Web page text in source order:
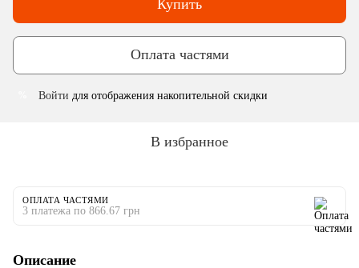
Купить
Оплата частями
Войти для отображения накопительной скидки
В избранное
ОПЛАТА ЧАСТЯМИ
3 платежа по 866.67 грн
Описание